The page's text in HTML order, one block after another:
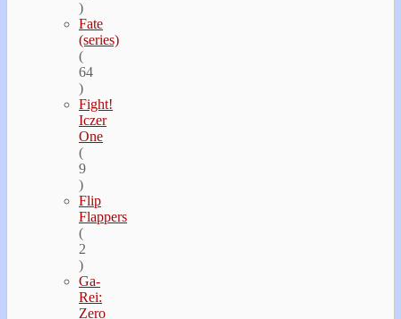
)
Fate
(series)
(
64
)
Fight!
Iczer
One
(
9
)
Flip
Flappers
(
2
)
Ga-
Rei:
Zero